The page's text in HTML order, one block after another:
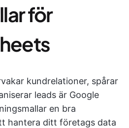
för
kundrelationer, spårar
leads är Google
en bra
hantera ditt företags data